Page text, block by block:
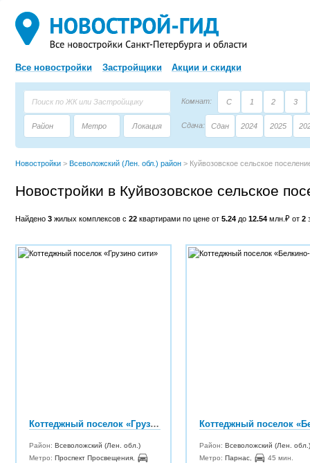
Все новостройки Застройщики Акции и скидки
Комнат: С 1 2 3
Район Метро Локация Сдача: Сдан 2024 2025
Новостройки > Всеволожский (Лен. обл.) район > Куйвозовское сельское
Новостройки в Куйвозовское сельское
Найдено3 жилых комплексов с22 квартирами по цене от5.24 до12.54 млн.₽ от2
Коттеджный поселок «Грузино сити»
Район:Всеволожский (Лен. обл.)
Метро: Проспект Просвещения
Район: Всеволожский (Лен. обл.)
Метро: Парнас,
45 мин.